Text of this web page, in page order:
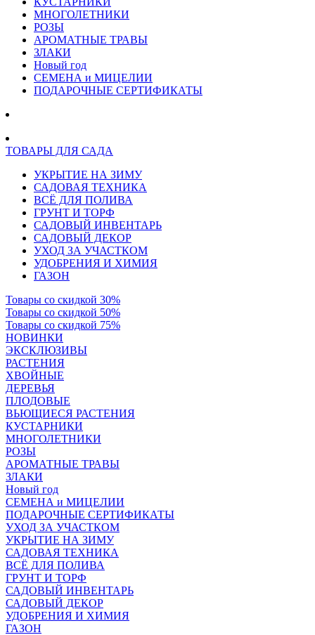
МНОГОЛЕТНИКИ
РОЗЫ
АРОМАТНЫЕ ТРАВЫ
ЗЛАКИ
Новый год
СЕМЕНА и МИЦЕЛИИ
ПОДАРОЧНЫЕ СЕРТИФИКАТЫ
ТОВАРЫ ДЛЯ САДА
УКРЫТИЕ НА ЗИМУ
САДОВАЯ ТЕХНИКА
ВСЁ ДЛЯ ПОЛИВА
ГРУНТ И ТОРФ
САДОВЫЙ ИНВЕНТАРЬ
САДОВЫЙ ДЕКОР
УХОД ЗА УЧАСТКОМ
УДОБРЕНИЯ И ХИМИЯ
ГАЗОН
Товары со скидкой 30%
Товары со скидкой 50%
Товары со скидкой 75%
НОВИНКИ
ЭКСКЛЮЗИВЫ
РАСТЕНИЯ
ХВОЙНЫЕ
ДЕРЕВЬЯ
ПЛОДОВЫЕ
ВЬЮЩИЕСЯ РАСТЕНИЯ
КУСТАРНИКИ
МНОГОЛЕТНИКИ
РОЗЫ
АРОМАТНЫЕ ТРАВЫ
ЗЛАКИ
Новый год
СЕМЕНА и МИЦЕЛИИ
ПОДАРОЧНЫЕ СЕРТИФИКАТЫ
УХОД ЗА УЧАСТКОМ
УКРЫТИЕ НА ЗИМУ
САДОВАЯ ТЕХНИКА
ВСЁ ДЛЯ ПОЛИВА
ГРУНТ И ТОРФ
САДОВЫЙ ИНВЕНТАРЬ
САДОВЫЙ ДЕКОР
УДОБРЕНИЯ И ХИМИЯ
ГАЗОН